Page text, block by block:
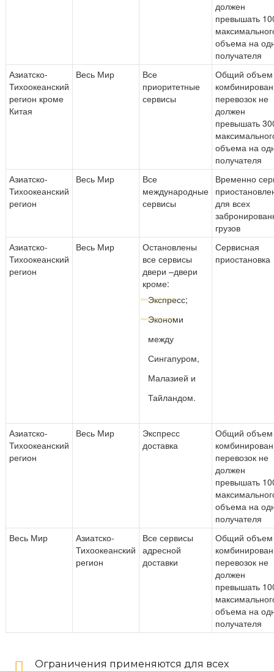
должен
превышать
объема на
получателя
Азиатско-
Тихоокеанский
регион кроме
Китая
Весь Мир
Все
приоритетные
сервисы
Общий объем
перевозок не
должен
превышать
объема на
получателя
Азиатско-
Тихоокеанский
регион
Весь Мир
Все
международные
сервисы
Временно
для всех
грузов
Азиатско-
Тихоокеанский
регион
Весь Мир
Остановлены
все сервисы
двери –двери
кроме:
Экспресс;
Экономи
между
Сингапуром,
Малазией и
Тайландом.
Сервисная
приостановка
Азиатско-
Тихоокеанский
регион
Весь Мир
Экспресс
доставка
Общий объем
перевозок не
должен
превышать
объема на
получателя
Весь Мир
Азиатско-
Тихоокеанский
регион
Все сервисы
адресной
доставки
Общий объем
перевозок не
должен
превышать
объема на
получателя
Ограничения применяются для всех